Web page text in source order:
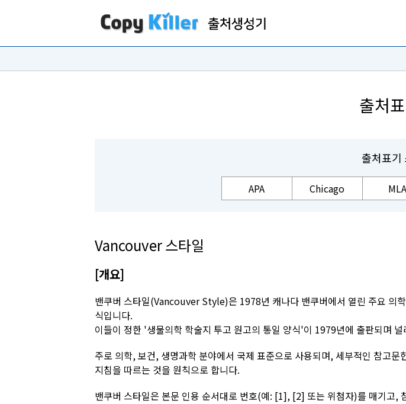
출처
출처표기
APA Chicago MLA
Vancouver 스타일
[개요]
밴쿠버 스타일(Vancouver Style)은 1978년 캐나다 밴쿠버에서 열린 주요 의
식입니다.
이들이 정한 '생물의학 학술지 투고 원고의 통일 양식'이 1979년에 출판되며
주로 의학, 보건, 생명과학 분야에서 국제 표준으로 사용되며, 세부적인 참고
지침을 따르는 것을 원칙으로 합니다.
밴쿠버 스타일은 본문 인용 순서대로 번호(예: [1], [2] 또는 위첨자)를 매기고,